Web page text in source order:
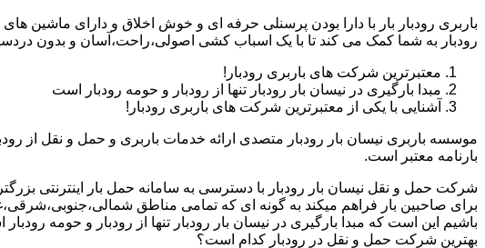
باربری رودبار بار با دارا بودن پرسنلی حرفه ای و خوش اخلاق و دارای ماشین
رودبار به شما کمک می کند تا با یک اسباب کشی اصولی،راحت،آسان و بدون
معتبرترین شرکت های باربری رودبار!
مبدا بارگیری در نیسان بار رودبار تنها از رودبار و حومه رودبار است
آشنایی با یکی از معتبرترین شرکت های باربری رودبار!
موسسه باربری نیسان بار رودبار متصدی ارائه خدمات باربری و حمل و نقل از
بارنامه معتبر است.
شرکت حمل و نقل نیسان بار رودبار با دسترسی به سامانه حمل بار اینترنتی
برای صاحبین بار فراهم میکند به گونه ای که تمامی مناطق
باشیم این است که مبدا بارگیری در نیسان بار رودبار تنها از رودبار و حومه
بهترین شرکت حمل و نقل در رودبار کدام است؟